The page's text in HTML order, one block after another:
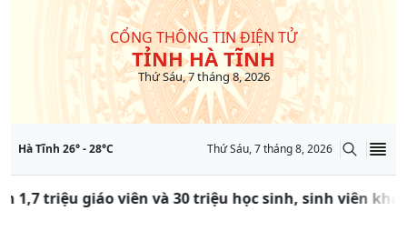
CỔNG THÔNG TIN ĐIỆN TỬ
TỈNH HÀ TĨNH
Thứ Sáu, 7 tháng 8, 2026
Hà Tĩnh 26° -28°C Thứ Sáu, 7 tháng 8, 2026
1,7 triệu giáo viên và 30 triệu học sinh, sinh viên